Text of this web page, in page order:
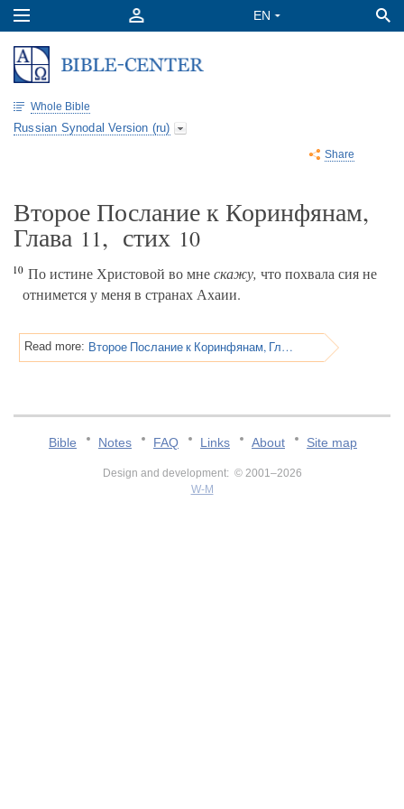
Whole Bible
Russian Synodal Version (ru)
Share
Второе Послание к Коринфянам,
Глава 11, стих 10
10 По истине Христовой во мнескажу, что похвала сия не
отнимется у меня в странах Ахаии.
Read more: Второе Послание к Коринфянам, Глава 11
Bible Notes FAQ Links About Site map
Design and development: © 2001–2026
W-M